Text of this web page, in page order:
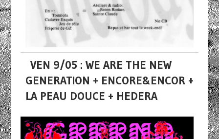
VEN 9/05 : WE ARE THE NEW
GENERATION + ENCORE&ENCOR +
LA PEAU DOUCE + HEDERA